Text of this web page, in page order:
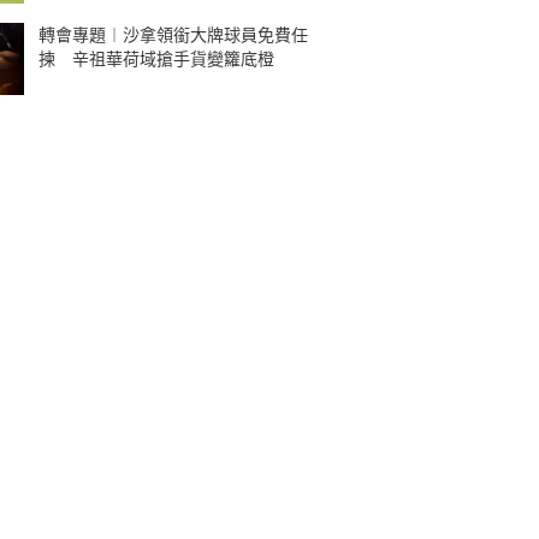
轉會專題︱沙拿領銜大牌球員免費任
揀 辛祖華荷域搶手貨變籮底橙